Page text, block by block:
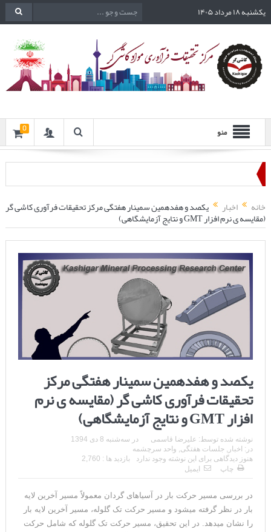
یکشنبه ۱۸ مرداد ۱۴۰۵
منو 0
خانه اخبار یکصد و هفدهمین سمینار هفتگی مرکز تحقیقات فرآوری کاشی گر
(مقایسه ی نرم افزار GMT و نتایج آزمایشگاهی)
یکصد و هفدهمین سمینار هفتگی مرکز
تحقیقات فرآوری کاشی گر (مقایسه ی نرم
افزار GMT و نتایج آزمایشگاهی)
نوشته شده توسط: علیرضا قاسمی در سه‌شنبه 8 دی 1394
در: اخبار , جلسات هفتگی, واحد سرچشمه
هنوز دیدگاهی برای این نوشته وجود ندارد
بازدید ها : 2,760
چاپ
ایمیل
در بررسی مسیر حرکت بار در آسیاهای گردان معمولاً مسیر آخرین لایه
بار در نظر گرفته می­شود و مسیر حرکت تک گلوله، مسیر آخرین لایه بار
را نشان می­دهد. در این تحقیق، مسیر حرکت تک گلوله که شامل حرکت